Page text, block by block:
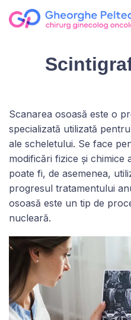
Scanarea osoasă este o
specializată utilizată
ale scheletului. Se face
modificări fizice și chimice
poate fi, de asemenea,
progresul tratamentului
osoasă este un tip de
nucleară.